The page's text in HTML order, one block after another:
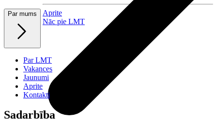
Aprite
Nāc pie LMT
Par mums
Par LMT
Vakances
Jaunumi
Aprite
Kontakti
Sadarbība